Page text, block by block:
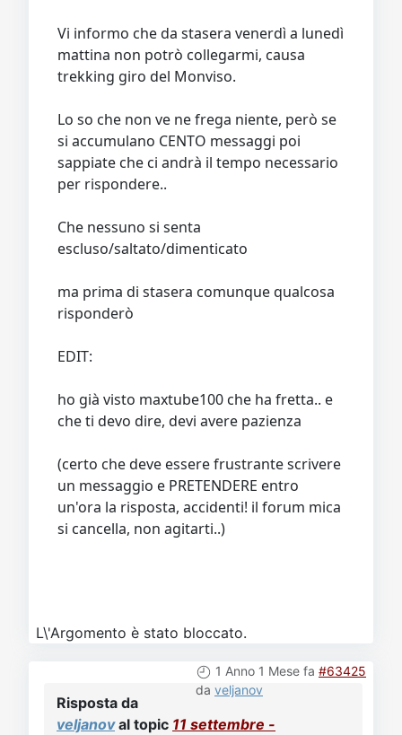
Vi informo che da stasera venerdì a lunedì
mattina non potrò collegarmi, causa
trekking giro del Monviso.
Lo so che non ve ne frega niente, però se
si accumulano CENTO messaggi poi
sappiate che ci andrà il tempo necessario
per rispondere..
Che nessuno si senta
escluso/saltato/dimenticato
ma prima di stasera comunque qualcosa
risponderò
EDIT:
ho già visto maxtube100 che ha fretta.. e
che ti devo dire, devi avere pazienza
(certo che deve essere frustrante scrivere
un messaggio e PRETENDERE entro
un'ora la risposta, accidenti! il forum mica
si cancella, non agitarti..)
L\'Argomento è stato bloccato.
1 Anno 1 Mese fa #63425
da veljanov
Risposta da
veljanoval topic 11 settembre -